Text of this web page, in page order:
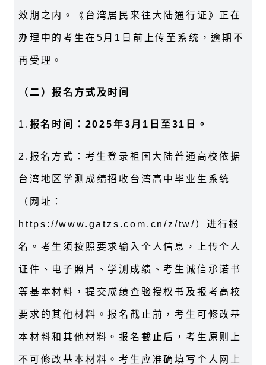
效期之内。《台湾居民来往大陆通行证》正在
办理中的考生在5月1日前上传至系统，逾期不
再受理。
（ 二）报名方式及时间
1. 报名时间：2025年3月1日至31日。
2.报名方式：考生登录祖国大陆普通高校依据
台湾地区学测成绩招收台湾高中毕业生系统
（网址：
https://www.gatzs.com.cn/z/tw/）进行报
名。考生须按照要求输入个人信息，上传个人
证件、电子照片、学测成绩、考生诚信承诺书
等基本材料，提交成绩查验授权书及报考高校
要求的其他材料。报名截止前，考生可修改基
本材料和其他材料。报名截止后，考生原则上
不可修改基本材料。考生应准确填写个人网上